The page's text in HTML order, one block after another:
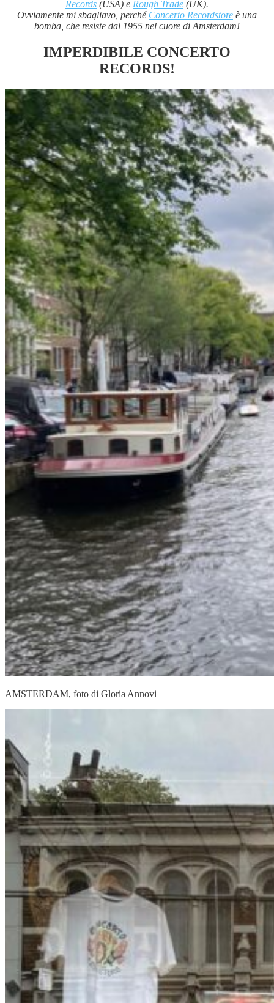
Records (USA) e Rough Trade (UK).
Ovviamente mi sbagliavo, perché Concerto Recordstore è una
bomba, che resiste dal 1955 nel cuore di Amsterdam!
IMPERDIBILE CONCERTO
RECORDS!
AMSTERDAM, foto di Gloria Annovi